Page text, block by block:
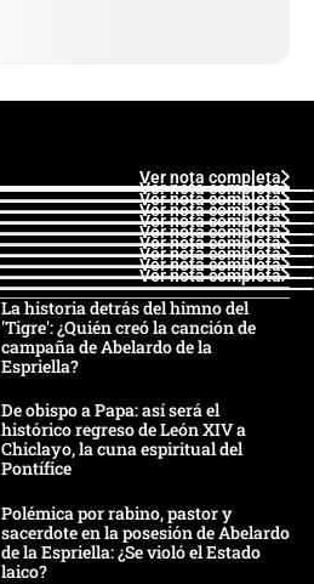
Ver nota completa
Ver nota completa
Ver nota completa
Ver nota completa
Ver nota completa
Ver nota completa
Ver nota completa
Ver nota completa
Ver nota completa
Ver nota completa
La historia detrás del himno del
'Tigre': ¿Quién creó la canción de
campaña de Abelardo de la
Espriella?
De obispo a Papa: así será el
histórico regreso de León XIV a
Chiclayo, la cuna espiritual del
Pontífice
Polémica por rabino, pastor y
sacerdote en la posesión de Abelardo
de la Espriella: ¿Se violó el Estado
laico?